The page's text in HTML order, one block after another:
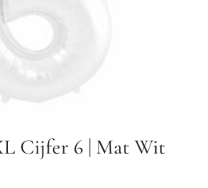
Cijfer 6 | Mat Wit